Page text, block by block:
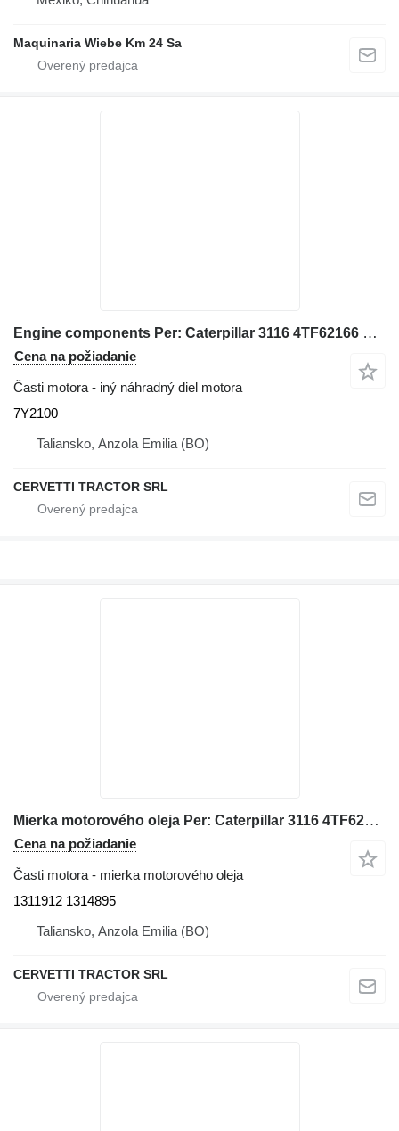
Maquinaria Wiebe Km 24 Sa
Engine components Per: Caterpillar 3116 4TF62166 Misce 7Y2100 na kolesového nakladača Caterpillar 928G IT28G
Cena na požiadanie
Časti motora - iný náhradný diel motora
7Y2100
Taliansko, Anzola Emilia (BO)
CERVETTI TRACTOR SRL
Mierka motorového oleja Per: Caterpillar 3116 4TF62166 Misce 1311912 1314895 na kolesového nakladača Caterpillar 928G IT28G
Cena na požiadanie
Časti motora - mierka motorového oleja
1311912 1314895
Taliansko, Anzola Emilia (BO)
CERVETTI TRACTOR SRL